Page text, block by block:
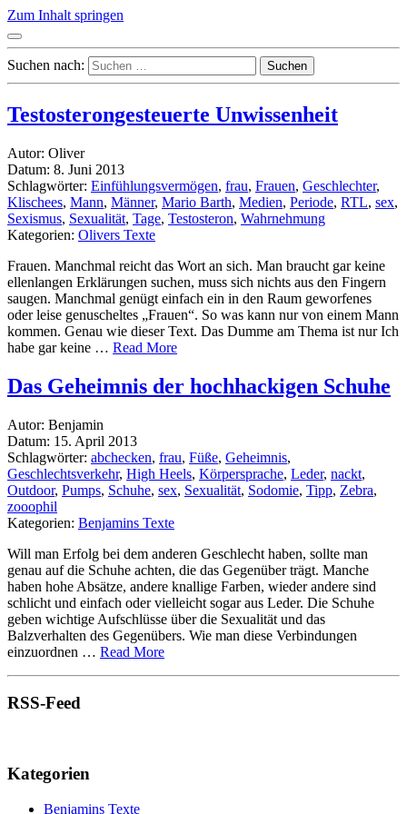
Zum Inhalt springen
Suchen nach:
Testosterongesteuerte Unwissenheit
Autor: Oliver
Datum: 8. Juni 2013
Schlagwörter: Einfühlungsvermögen, frau, Frauen, Geschlechter,
Klischees, Mann, Männer, Mario Barth, Medien, Periode, RTL, sex,
Sexismus, Sexualität, Tage, Testosteron, Wahrnehmung
Kategorien: Olivers Texte
Frauen. Manchmal reicht das Wort an sich. Man braucht gar keine
ellenlangen Erklärungen suchen, muss sich nichts aus den Fingern
saugen. Manchmal genügt einfach ein in den Raum geworfenes
oder leise genuscheltes „Frauen“. So was kann nur von einem Mann
kommen. Genau wie dieser Text. Das Dumme am Thema ist nur Ich
habe gar keine … Read More
Das Geheimnis der hochhackigen Schuhe
Autor: Benjamin
Datum: 15. April 2013
Schlagwörter: abchecken, frau, Füße, Geheimnis,
Geschlechtsverkehr, High Heels, Körpersprache, Leder, nackt,
Outdoor, Pumps, Schuhe, sex, Sexualität, Sodomie, Tipp, Zebra,
zooophil
Kategorien: Benjamins Texte
Will man Erfolg bei dem anderen Geschlecht haben, sollte man
genau auf die Schuhe achten, die das Gegenüber trägt. Manche
haben hohe Absätze, andere knallige Farben, wieder andere sind
schlicht und einfach oder vielleicht sogar aus Leder. Die Schuhe
geben wichtige Aufschlüsse über die Sexualität und das
Balzverhalten des Gegenübers. Wie man diese Verbindungen
einzuordnen … Read More
RSS-Feed
Kategorien
Benjamins Texte